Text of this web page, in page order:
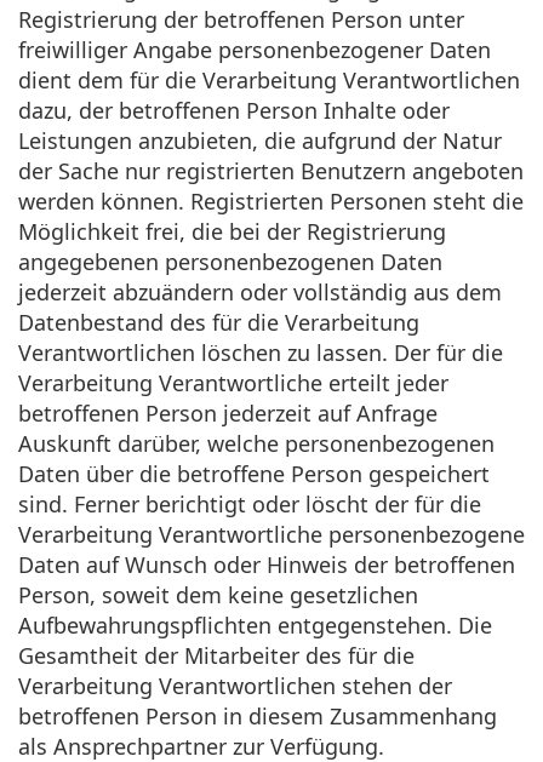
Registrierung der betroffenen Person unter
freiwilliger Angabe personenbezogener Daten
dient dem für die Verarbeitung Verantwortlichen
dazu, der betroffenen Person Inhalte oder
Leistungen anzubieten, die aufgrund der Natur
der Sache nur registrierten Benutzern angeboten
werden können. Registrierten Personen steht die
Möglichkeit frei, die bei der Registrierung
angegebenen personenbezogenen Daten
jederzeit abzuändern oder vollständig aus dem
Datenbestand des für die Verarbeitung
Verantwortlichen löschen zu lassen. Der für die
Verarbeitung Verantwortliche erteilt jeder
betroffenen Person jederzeit auf Anfrage
Auskunft darüber, welche personenbezogenen
Daten über die betroffene Person gespeichert
sind. Ferner berichtigt oder löscht der für die
Verarbeitung Verantwortliche personenbezogene
Daten auf Wunsch oder Hinweis der betroffenen
Person, soweit dem keine gesetzlichen
Aufbewahrungspflichten entgegenstehen. Die
Gesamtheit der Mitarbeiter des für die
Verarbeitung Verantwortlichen stehen der
betroffenen Person in diesem Zusammenhang
als Ansprechpartner zur Verfügung.